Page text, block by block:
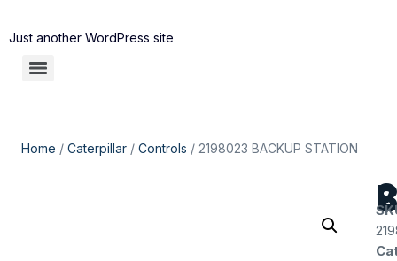
Just another WordPress site
Home / Caterpillar / Controls / 2198023 BACKUP STATION